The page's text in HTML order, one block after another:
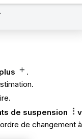
plus
.
de suspension
de changement